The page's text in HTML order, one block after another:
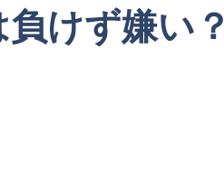
けず嫌い？